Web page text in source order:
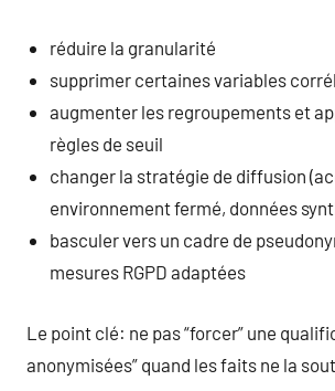
réduire la granularité
supprimer certaines variables
augmenter les regroupements et
règles de seuil
changer la stratégie de diffusion
environnement fermé, données
basculer vers un cadre de
mesures RGPD adaptées
Le point clé: ne pas “forcer” une
anonymisées” quand les faits ne la